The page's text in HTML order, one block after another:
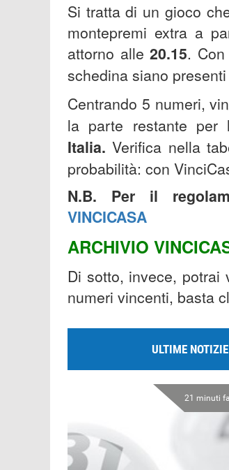
Si tratta di un gioco
montepremi extra a
attorno alle20.15.
schedina siano presenti
Centrando 5 numeri,
la parte restante
Italia.Verifica nella
probabilità: con
N.B. Per il
VINCICASA
ARCHIVIO
Di sotto, invece, potrai
numeri vincenti, basta
ULTIME NOTIZIE
21 minuti fa